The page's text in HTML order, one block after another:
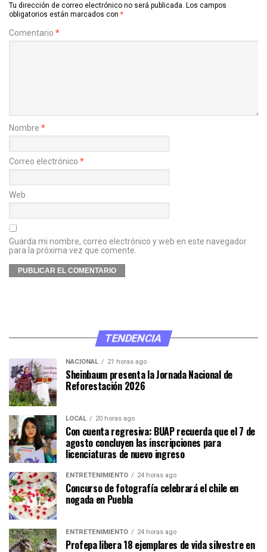
Tu dirección de correo electrónico no será publicada. Los campos
obligatorios están marcados con *
Comentario *
Nombre *
Correo electrónico *
Web
Guarda mi nombre, correo electrónico y web en este navegador
para la próxima vez que comente.
TENDENCIA
NACIONAL 21 horas ago
Sheinbaum presenta la Jornada Nacional de
Reforestación 2026
LOCAL 20 horas ago
Con cuenta regresiva: BUAP recuerda que el 7 de
agosto concluyen las inscripciones para
licenciaturas de nuevo ingreso
ENTRETENIMIENTO 24 horas ago
Concurso de fotografía celebrará el chile en
nogada en Puebla
ENTRETENIMIENTO 24 horas ago
Profepa libera 18 ejemplares de vida silvestre en